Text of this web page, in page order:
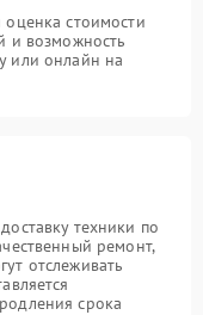
оценка стоимости
и возможность
или онлайн на
техники по
ремонт,
отслеживать
срока